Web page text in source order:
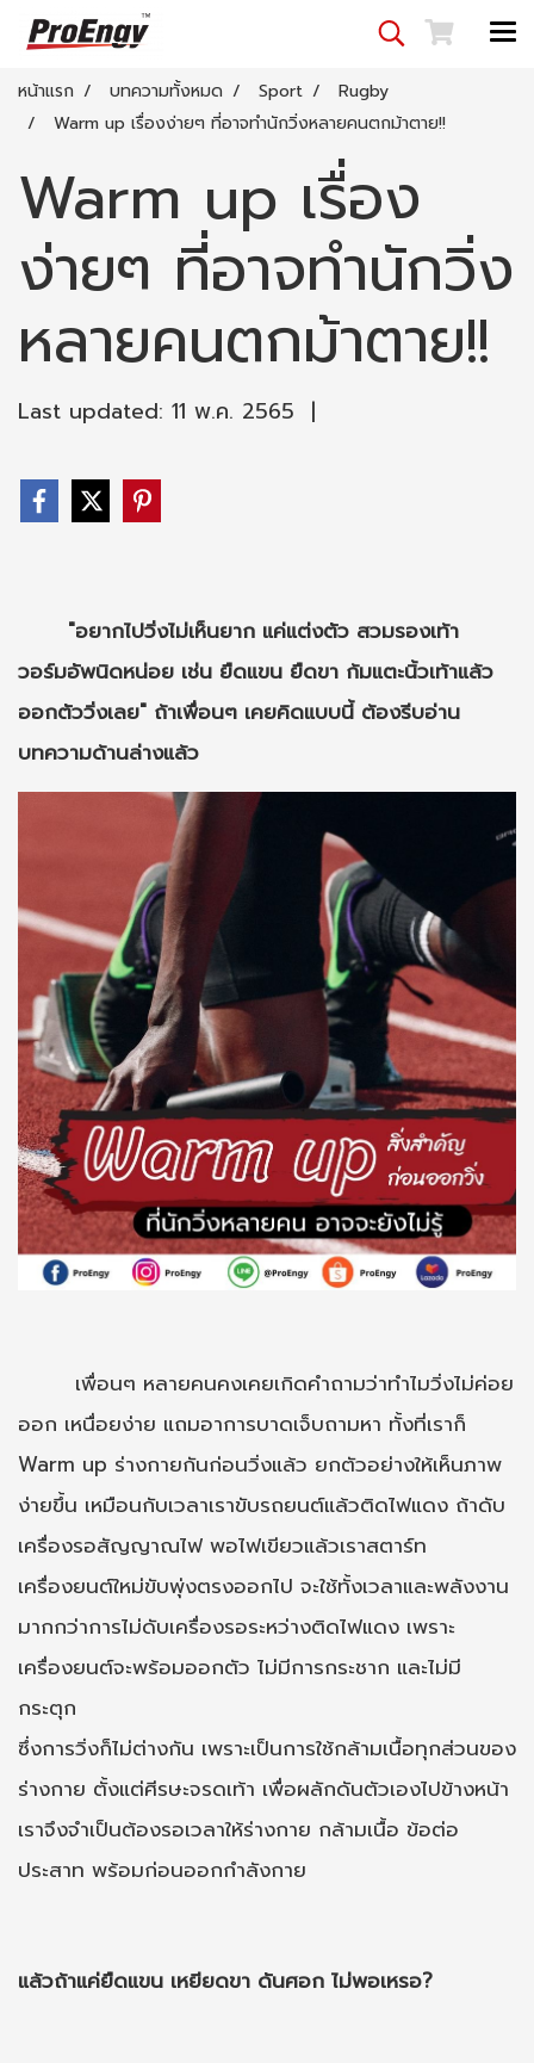
หน้าแรก บทความทั้งหมด Sport
Rugby
Warm up เรื่องง่ายๆ ที่อาจทำนักวิ่งหลายคนตกม้าตาย!!
Warm up เรื่อง
ง่ายๆ ที่อาจทำนักวิ่ง
หลายคนตกม้าตาย!!
Last updated: 11 พ.ค. 2565 |
"อยากไปวิ่งไม่เห็นยาก แค่แต่งตัว สวมรองเท้า
วอร์มอัพนิดหน่อย เช่น ยืดแขน ยืดขา ก้มแตะนิ้วเท้าแล้ว
ออกตัววิ่งเลย" ถ้าเพื่อนๆ เคยคิดแบบนี้ ต้องรีบอ่าน
บทความด้านล่างแล้ว
เพื่อนๆ หลายคนคงเคยเกิดคำถามว่าทำไมวิ่งไม่ค่อย
ออก เหนื่อยง่าย แถมอาการบาดเจ็บถามหา ทั้งที่เราก็
Warm up ร่างกายกันก่อนวิ่งแล้ว ยกตัวอย่างให้เห็นภาพ
ง่ายขึ้น เหมือนกับเวลาเราขับรถยนต์แล้วติดไฟแดง ถ้าดับ
เครื่องรอสัญญาณไฟ พอไฟเขียวแล้วเราสตาร์ท
เครื่องยนต์ใหม่ขับพุ่งตรงออกไป จะใช้ทั้งเวลาและพลังงาน
มากกว่าการไม่ดับเครื่องรอระหว่างติดไฟแดง เพราะ
เครื่องยนต์จะพร้อมออกตัว ไม่มีการกระชาก และไม่มี
กระตุก
ซึ่งการวิ่งก็ไม่ต่างกัน เพราะเป็นการใช้กล้ามเนื้อทุกส่วนของ
ร่างกาย ตั้งแต่ศีรษะจรดเท้า เพื่อผลักดันตัวเองไปข้างหน้า
เราจึงจำเป็นต้องรอเวลาให้ร่างกาย กล้ามเนื้อ ข้อต่อ
ประสาท พร้อมก่อนออกกำลังกาย
แล้วถ้าแค่ยืดแขน เหยียดขา ดันศอก ไม่พอเหรอ?